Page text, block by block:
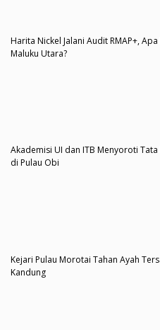
Harita Nickel Jalani Audit RMAP+,
Maluku Utara?
Akademisi UI dan ITB Menyoroti
di Pulau Obi
Kejari Pulau Morotai Tahan Ayah
Kandung